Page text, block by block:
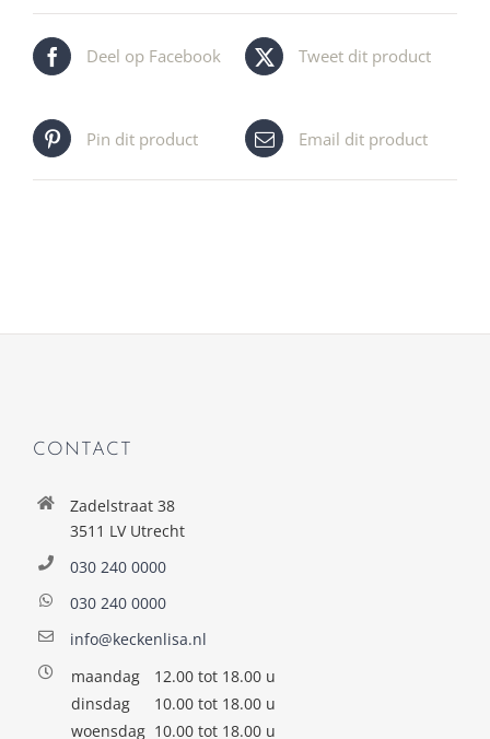
Deel op Facebook Tweet dit product
Pin dit product Email dit product
CONTACT
Zadelstraat 38
3511 LV Utrecht
030 240 0000
030 240 0000
info@keckenlisa.nl
maandag
12.00 tot 18.00 u
dinsdag
10.00 tot 18.00 u
woensdag 10.00 tot 18.00 u